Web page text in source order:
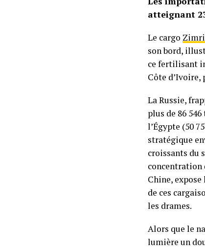
atteignant
Le cargo
son bord,
ce fertilisant
Côte d’Ivoire,
La Russie,
plus de 86
l’Égypte (50
stratégique
croissants du
concentration
Chine,
de ces
les drames.
Alors que le
lumière un